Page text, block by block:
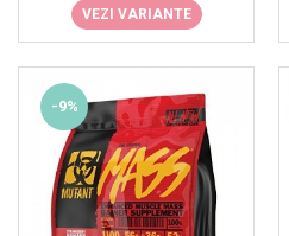
VEZI VARIANTE
-9%